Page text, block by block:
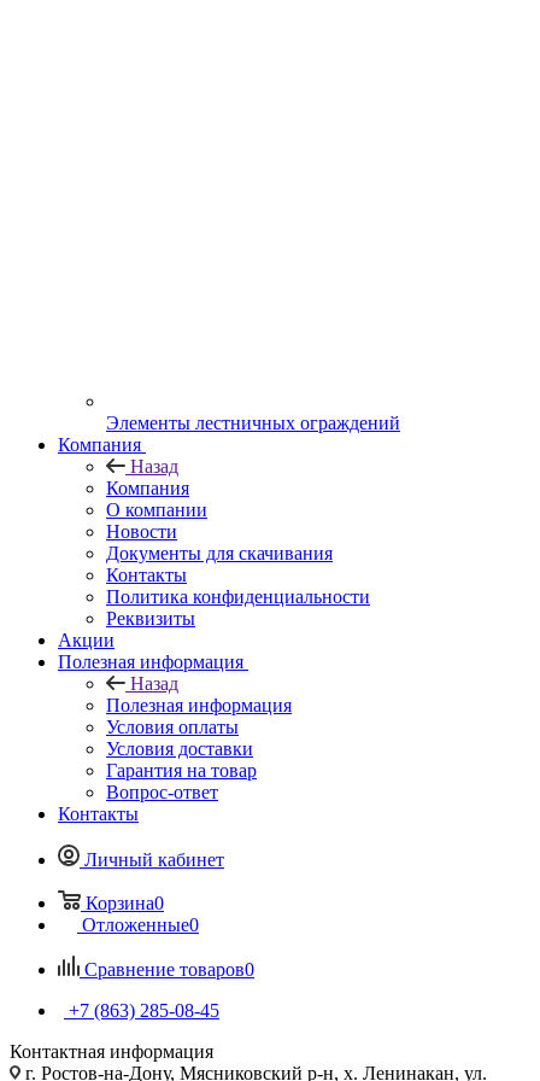
Элементы лестничных ограждений
Компания
Назад
Компания
О компании
Новости
Документы для скачивания
Контакты
Политика конфиденциальности
Реквизиты
Акции
Полезная информация
Назад
Полезная информация
Условия оплаты
Условия доставки
Гарантия на товар
Вопрос-ответ
Контакты
Личный кабинет
Корзина0
Отложенные0
Сравнение товаров0
+7 (863) 285-08-45
Контактная информация
г. Ростов-на-Дону, Мясниковский р-н, х. Ленинакан, ул.